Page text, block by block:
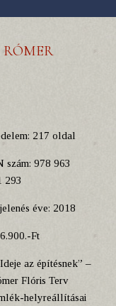
RÓMER
217 oldal
szám: 978 963
293
éve: 2018
Ft
az építésnek” –
Flóris Terv
helyreállításai